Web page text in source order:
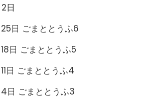
日
日 ごまととうふ6
日 ごまととうふ5
日 ごまととうふ4
日 ごまととうふ3